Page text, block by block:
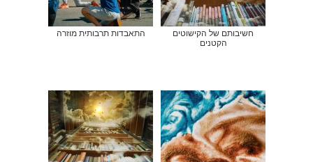
חשיבותם של הקישוטים
הקטנים
התאבדות תרבותית מוזרה